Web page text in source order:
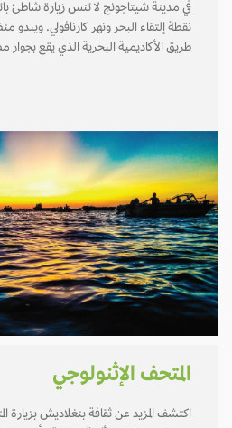
في مدينة شيتاجونج لا تنس زيارة شاطئ
نقطة إلتقاء البحر ونهر كارنافولي. ويبدو
طريق الأكاديمية البحرية الذي يقع بجوار
المتحف الإثنولوجي
اكتشف المزيد عن ثقافة بنغلاديش بزيارة